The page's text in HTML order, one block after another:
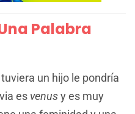
Palabra
un hijo le pondría
es venusy es muy